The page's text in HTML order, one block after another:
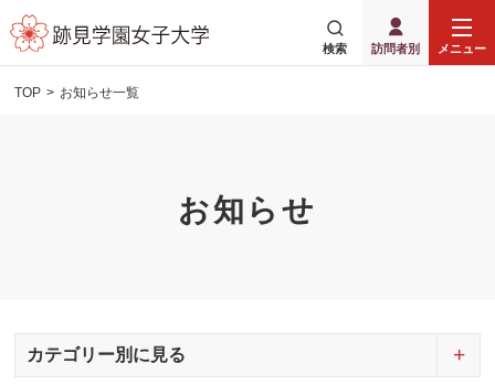
検索 訪問者別 メニュー
TOP お知らせ一覧
お知らせ
カテゴリー別に見る